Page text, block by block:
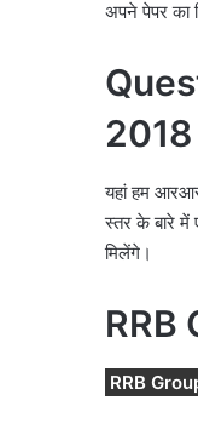
अपने पेपर का
2018
यहां हम
स्तर के बारे में
मिलेंगे।
RRB
RRB